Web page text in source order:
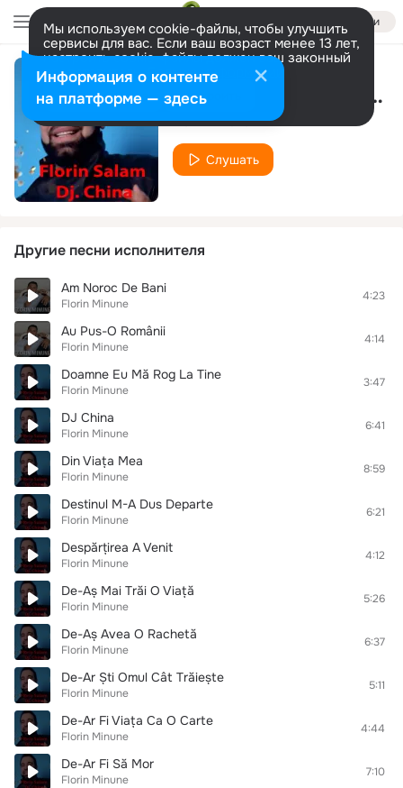
Войти
Мы используем cookie-файлы, чтобы улучшить
сервисы для вас. Если ваш возраст менее 13 лет,
настроить cookie-файлы должен ваш законный
представитель. Больше информации
Разрешить все Настроить Din Milioane De Oameni
Florin Minune
Слушать
Другие песни исполнителя
Am Noroc De Bani
Florin Minune
4:23
Au Pus-O Românii
Florin Minune
4:14
Doamne Eu Mă Rog La Tine
Florin Minune
3:47
DJ China
Florin Minune
6:41
Din Viața Mea
Florin Minune
8:59
Destinul M-A Dus Departe
Florin Minune
6:21
Despărțirea A Venit
Florin Minune
4:12
De-Aș Mai Trăi O Viață
Florin Minune
5:26
De-Aș Avea O Rachetă
Florin Minune
6:37
De-Ar Ști Omul Cât Trăiește
Florin Minune
5:11
De-Ar Fi Viața Ca O Carte
Florin Minune
4:44
De-Ar Fi Să Mor
Florin Minune
7:10
Информация о контенте
на платформе — здесь